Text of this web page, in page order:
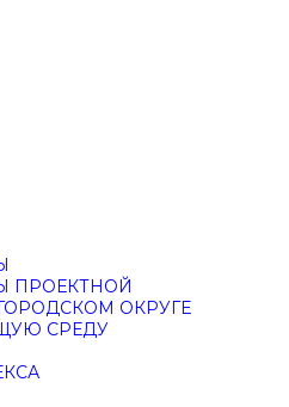
ПРОЕКТНОЙ
ОКРУГЕ
СРЕДУ